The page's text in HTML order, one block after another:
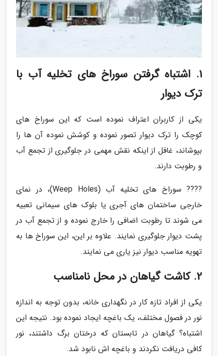
1. اشتباه گرفتن سوراخ های تخلیه آب با
ترک دیوار
یکی از کاربران اعتراف نموده است که این سوراخ های
کوچک را ترک دیوار تصور نموده و کوشش نموده آن ها را
بپوشاند، غافل از اینکه نقش مهمی در جلوگیری از تجمع آب
و رطوبت دارند.
???? سوراخ های تخلیه آب (Weep Holes)، در نمای
خارجی ساختمان های آجری یا بلوک های سیمانی تعبیه
می شوند تا رطوبت اضافی را خارج نموده و از تجمع آب در
پشت دیوار جلوگیری نمایند. علاوه بر این، این سوراخ ها به
تهویه مناسب دیوار نیز یاری می نمایند.
2. کاشت گیاهان در محل نامناسب
یکی از افراد تازه کار در نگهداری خانه، بدون توجه به اندازه
نور در فصول مختلف، یک باغچه ایجاد نموده بود. نتیجه این
اشتباه؟ گیاهان در تابستان که درختان برگ داشتند، نور
کافی دریافت نکردند و باغچه اش نابود شد.